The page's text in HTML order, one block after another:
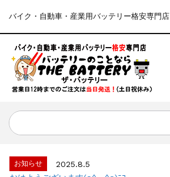
バイク・自動車・産業用バッテリー格安専門店
お知らせ
2025.8.5